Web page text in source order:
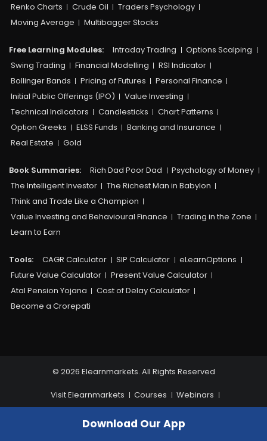
Renko Charts
Crude Oil
Traders Psychology
Moving Average
Multibagger Stocks
Free Learning Modules: Intraday Trading
Options Scalping
Swing Trading
Financial Modelling
RSI Indicator
Bollinger Bands
Pricing of Futures
Personal Finance
Initial Public Offerings (IPO)
Value Investing
Technical Indicators
Candlesticks
Chart Patterns
Option Greeks
ELSS Funds
Banking and Insurance
Real Estate
Gold
Book Summaries: Rich Dad Poor Dad
Psychology of Money
The Intelligent Investor
The Richest Man in Babylon
Think and Trade Like a Champion
Value Investing and Behavioural Finance
Trading in the Zone
Learn to Earn
Tools: CAGR Calculator SIP Calculator
eLearnOptions
Future Value Calculator
Present Value Calculator
Atal Pension Yojana
Cost of Delay Calculator
Become a Crorepati
© 2026 Elearnmarkets. All Rights Reserved
Visit Elearnmarkets Courses
Webinars
Financial Guides
Get Free Counselling
Download Our App